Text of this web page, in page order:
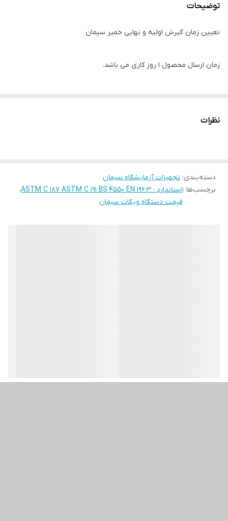
توضیحات
تعیین زمان گیرش اولیه و نهایی خمیر سیمان
زمان ارسال محصول 1 روز کاری می باشد.
نظرات
دسته‌بندی: تجهیزات آزمایشگاه سیمان
برچسب‌ها :استاندارد : ASTM C 187 ASTM C 191 BS 4550 EN 196:3
،
قیمت دستگاه ویکات سیمان